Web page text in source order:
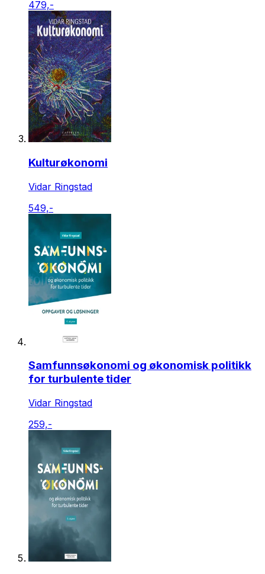
479,-
Kulturøkonomi
Vidar Ringstad
549,-
Samfunnsøkonomi og økonomisk politikk
for turbulente tider
Vidar Ringstad
259,-